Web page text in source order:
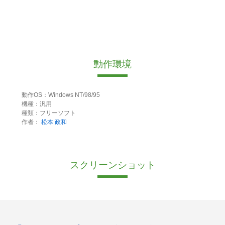
動作環境
動作OS：Windows NT/98/95
機種：汎用
種類：フリーソフト
作者： 松本 政和
スクリーンショット